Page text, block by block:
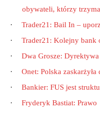
obywateli, którzy
·
Trader21: Bail In –
·
Trader21: Kolejny bank
·
Dwa Grosze:
·
Onet: Polska
·
Bankier: FUS jest
·
Fryderyk Bastiat: Prawo